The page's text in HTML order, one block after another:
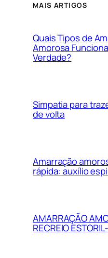
MAIS ARTIGOS
Quais Tipos de
Amorosa
Verdade?
Simpatia para
de volta
Amarração
rápida: auxílio
AMARRAÇÃO
RECREIO